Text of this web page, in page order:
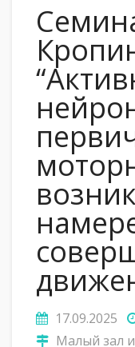
17.09.2025
Малый зал